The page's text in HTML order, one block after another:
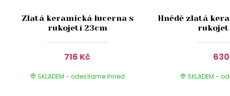
Zlatá keramická lucerna s
rukojetí 23cm
716 Kč
SKLADEM - odesílame ihned
Hnědě zlatá
SKLADEM -